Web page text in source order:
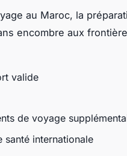
au Maroc, la
encombre aux
valide
de voyage
santé internationale